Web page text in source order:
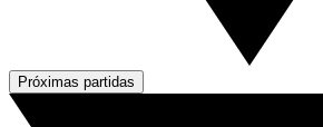
Próximas partidas